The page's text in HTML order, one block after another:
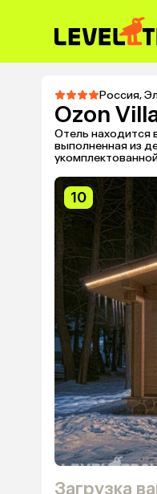
Россия,
Ozon
Отель находится
выполненная из
10
Загрузка